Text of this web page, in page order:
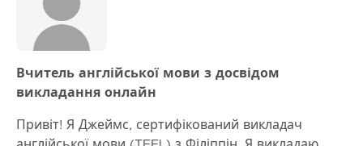
Вчитель англійської мови з досвідом
викладання онлайн
Привіт! Я Джеймс, сертифікований викладач